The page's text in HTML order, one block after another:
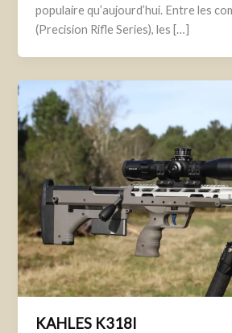
populaire qu’aujourd’hui. Entre les
(Precision Rifle Series), les […]
KAHLES K318I